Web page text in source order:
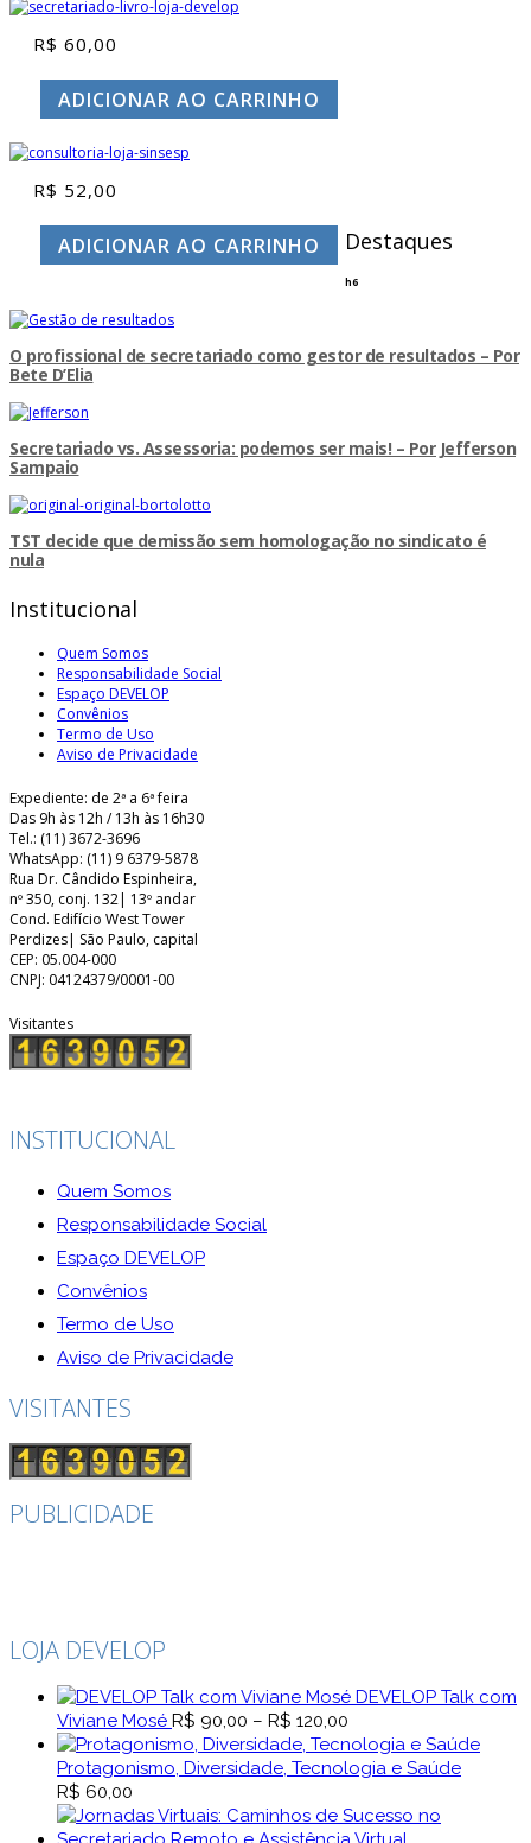
R$ 60,00
ADICIONAR AO CARRINHO
R$ 52,00
ADICIONAR AO CARRINHO Destaques
h6
O profissional de secretariado como gestor de resultados – Por
Bete D’Elia
Secretariado vs. Assessoria: podemos ser mais! – Por Jefferson
Sampaio
TST decide que demissão sem homologação no sindicato é
nula
Institucional
Quem Somos
Responsabilidade Social
Espaço DEVELOP
Convênios
Termo de Uso
Aviso de Privacidade
Expediente: de 2ª a 6ª feira
Das 9h às 12h / 13h às 16h30
Tel.: (11) 3672-3696
WhatsApp: (11) 9 6379-5878
Rua Dr. Cândido Espinheira,
nº 350, conj. 132| 13º andar
Cond. Edifício West Tower
Perdizes| São Paulo, capital
CEP: 05.004-000
CNPJ: 04124379/0001-00
Visitantes
INSTITUCIONAL
Quem Somos
Responsabilidade Social
Espaço DEVELOP
Convênios
Termo de Uso
Aviso de Privacidade
VISITANTES
PUBLICIDADE
LOJA DEVELOP
DEVELOP Talk com
Viviane Mosé R$ 90,00 – R$ 120,00
de
preço:
através
R$ 120,00
Protagonismo, Diversidade, Tecnologia e Saúde
R$ 60,00